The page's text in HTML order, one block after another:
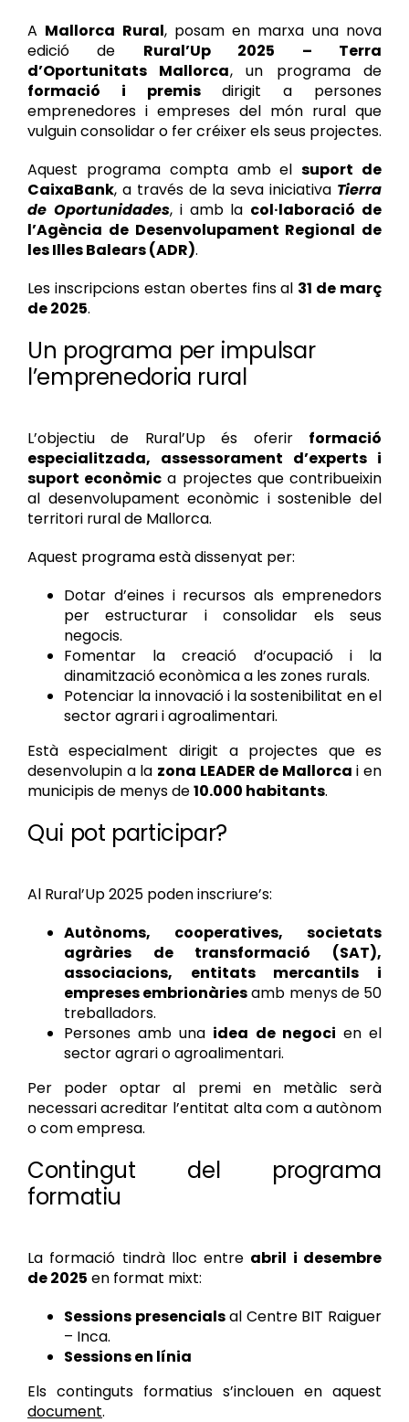
A Mallorca Rural, posam en marxa una nova
edició de Rural’Up 2025 – Terra
d’Oportunitats Mallorca, un programa de
formació i premisdirigit a persones
emprenedores i empreses del món rural que
vulguin consolidar o fer créixer els seus projectes.
Aquest programa compta amb elsuport de
CaixaBank, a través de la seva iniciativa Tierra
de Oportunidades, i amb la col·laboració de
l’Agència de Desenvolupament Regional de
les Illes Balears (ADR).
Les inscripcions estan obertes fins al 31 de març
de 2025.
Un programa per impulsar
l’emprenedoria rural
L’objectiu de Rural’Up és oferir formació
especialitzada, assessorament d’experts i
suport econòmic a projectes que contribueixin
al desenvolupament econòmic i sostenible del
territori rural de Mallorca.
Aquest programa està dissenyat per:
Dotar d’eines i recursos als emprenedors
per estructurar i consolidar els seus
negocis.
Fomentar la creació d’ocupació i la
dinamització econòmica a les zones rurals.
Potenciar la innovació i la sostenibilitat en el
sector agrari i agroalimentari.
Està especialment dirigit a projectes que es
desenvolupin a la zona LEADER de Mallorca i en
municipis de menys de10.000 habitants.
Qui pot participar?
Al Rural’Up 2025 poden inscriure’s:
Autònoms, cooperatives, societats
agràries de transformació (SAT),
associacions, entitats mercantils i
empreses embrionàriesamb menys de 50
treballadors.
Persones amb una idea de negoci en el
sector agrari o agroalimentari.
Per poder optar al premi en metàlic serà
necessari acreditar l’entitat alta com a autònom
o com empresa.
Contingut del programa
formatiu
La formació tindrà lloc entre abril i desembre
de 2025 en format mixt:
Sessions presencialsal Centre BIT Raiguer
– Inca.
Sessions en línia
Els continguts formatius s’inclouen en aquest
document.